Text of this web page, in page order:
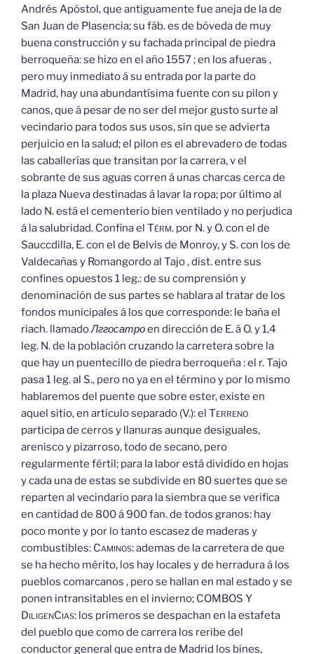
Andrés Apóstol, que antiguamente fue aneja de la de
San Juan de Plasencia; su fáb. es de bóveda de muy
buena construcción y su fachada principal de piedra
berroqueña: se hizo en el año 1557 ; en los afueras ,
pero muy inmediato á su entrada por la parte do
Madrid, hay una abundantísima fuente con su pilon y
canos, que á pesar de no ser del mejor gusto surte al
vecindario para todos sus usos, sin que se advierta
perjuicio en la salud; el pilon es el abrevadero de todas
las caballerías que transitan por la carrera, v el
sobrante de sus aguas corren á unas charcas cerca de
la plaza Nueva destinadas á lavar la ropa; por último al
lado N. está el cementerio bien ventilado y no perjudica
á la salubridad. Confina el Térm. por N. y O. con el de
Sauccdilla, E. con el de Belvis de Monroy, y S. con los de
Valdecañas y Romangordo al Tajo , dist. entre sus
confines opuestos 1 leg.: de su comprensión y
denominación de sus partes se hablara al tratar de los
fondos municipales á los que corresponde: le baña el
riach. llamadoЛггосатроen dirección de E. á O. y 1,4
leg. N. de la población cruzando la carretera sobre la
que hay un puentecillo de piedra berroqueña : el r. Tajo
pasa 1 leg. al S., pero no ya en el término y por lo mismo
hablaremos del puente que sobre ester, existe en
aquel sitio, en articulo separado (V.): el Terreno
participa de cerros y llanuras aunque desiguales,
arenisco y pizarroso, todo de secano, pero
regularmente fértil; para la labor está dividido en hojas
y cada una de estas se subdivide en 80 suertes que se
reparten al vecindario para la siembra que se verifica
en cantidad de 800 á 900 fan. de todos granos: hay
poco monte y por lo tanto escasez de maderas y
combustibles: Caminos:ademas de la carretera de que
se ha hecho mérito, los hay locales y de herradura á los
pueblos comarcanos , pero se hallan en mal estado y se
ponen intransitables en el invierno; COMBOS Y
DiligenCias: los primeros se despachan en la estafeta
del pueblo que como de carrera los reribe del
conductor general que entra de Madrid los bines,